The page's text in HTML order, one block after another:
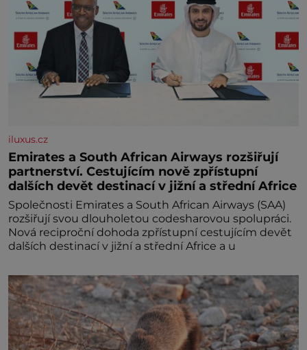
iluxus.cz
Emirates a South African Airways rozšiřují
partnerství. Cestujícím nově zpřístupní
dalších devět destinací v jižní a střední Africe
Společnosti Emirates a South African Airways (SAA)
rozšiřují svou dlouholetou codesharovou spolupráci.
Nová reciproční dohoda zpřístupní cestujícím devět
dalších destinací v jižní a střední Africe a u